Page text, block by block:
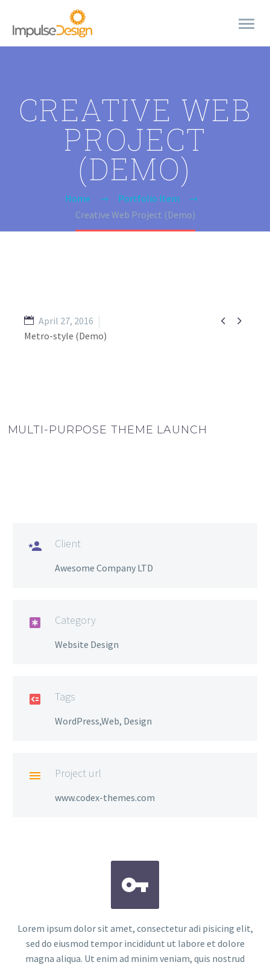
CREATIVE WEB
PROJECT
(DEMO)
Home
Portfolio Item
Creative Web Project (Demo)
 
April 27, 2016
Metro-style (Demo)
MULTI-PURPOSE THEME LAUNCH
 Client
Awesome Company LTD
 Category
Website Design
 Tags
WordPress,Web, Design
 Project url
www.codex-themes.com


Lorem ipsum dolor sit amet, consectetur adi pisicing elit,
sed do eiusmod tempor incididunt ut labore et dolore
magna aliqua. Ut enim ad minim veniam, quis nostrud